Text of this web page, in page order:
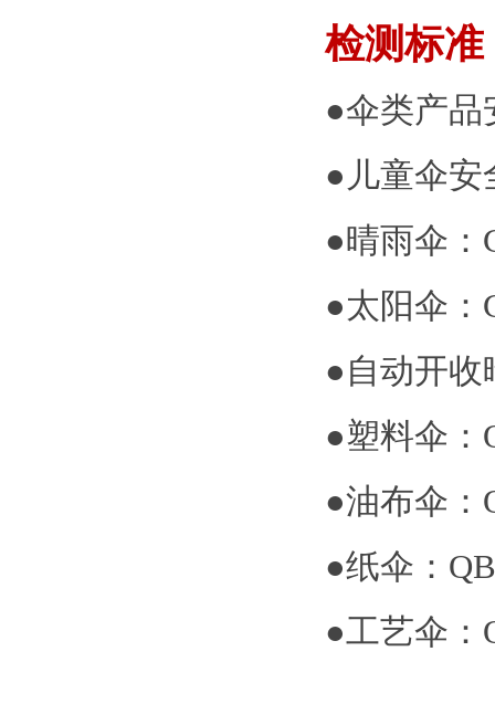
检测标准
●伞类产品
● 儿童伞安
●晴雨伞：
●太阳伞：
● 自动开收
●塑料伞：
●油布伞：
●纸伞：
●工艺伞：